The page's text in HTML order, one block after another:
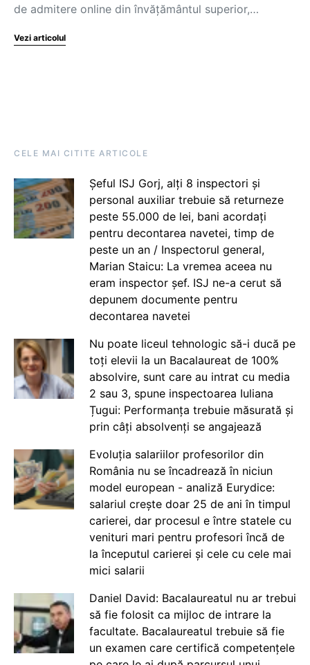
de admitere online din învăţământul superior,…
Vezi articolul
CELE MAI CITITE ARTICOLE
Șeful ISJ Gorj, alți 8 inspectori și
personal auxiliar trebuie să returneze
peste 55.000 de lei, bani acordați
pentru decontarea navetei, timp de
peste un an / Inspectorul general,
Marian Staicu: La vremea aceea nu
eram inspector șef. ISJ ne-a cerut să
depunem documente pentru
decontarea navetei
Nu poate liceul tehnologic să-i ducă pe
toți elevii la un Bacalaureat de 100%
absolvire, sunt care au intrat cu media
2 sau 3, spune inspectoarea Iuliana
Țugui: Performanța trebuie măsurată și
prin câți absolvenți se angajează
Evoluția salariilor profesorilor din
România nu se încadrează în niciun
model european - analiză Eurydice:
salariul crește doar 25 de ani în timpul
carierei, dar procesul e între statele cu
venituri mari pentru profesori încă de
la începutul carierei și cele cu cele mai
mici salarii
Daniel David: Bacalaureatul nu ar trebui
să fie folosit ca mijloc de intrare la
facultate. Bacalaureatul trebuie să fie
un examen care certifică competențele